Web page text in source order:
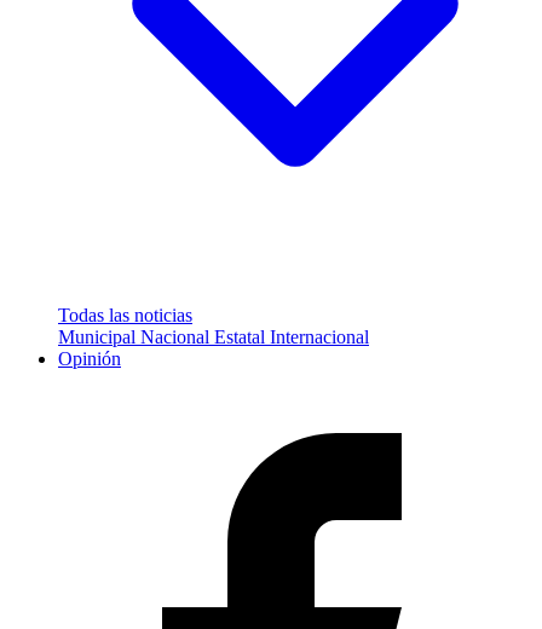
Todas las noticias
Municipal Nacional Estatal Internacional
Opinión